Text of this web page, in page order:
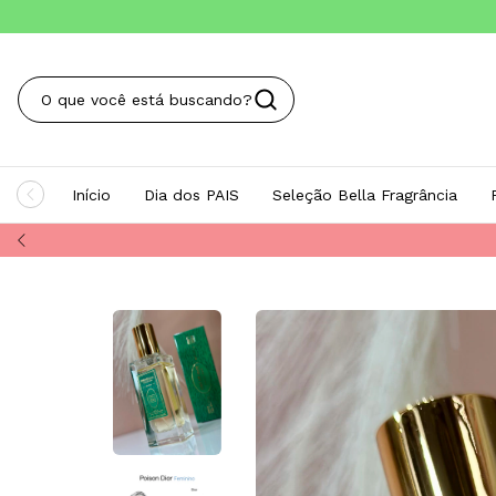
Início Dia dos PAIS Seleção Bella Fragrância